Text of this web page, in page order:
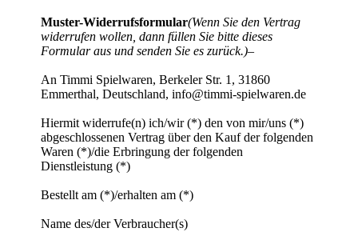
Muster-Widerrufsformular(Wenn Sie den Vertrag
widerrufen wollen, dann füllen Sie bitte dieses
Formular aus und senden Sie es zurück.)–
An Timmi Spielwaren, Berkeler Str. 1, 31860
Emmerthal, Deutschland, info@timmi-spielwaren.de
Hiermit widerrufe(n) ich/wir (*) den von mir/uns (*)
abgeschlossenen Vertrag über den Kauf der folgenden
Waren (*)/die Erbringung der folgenden
Dienstleistung (*)
Bestellt am (*)/erhalten am (*)
Name des/der Verbraucher(s)